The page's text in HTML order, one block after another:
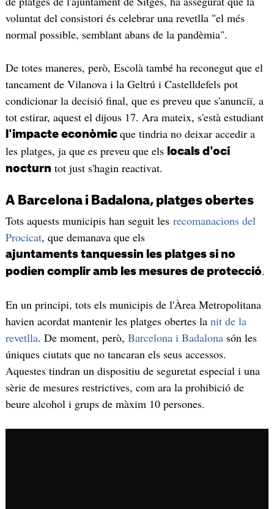
voluntat del consistori és celebrar una revetlla "el més
normal possible, semblant abans de la pandèmia".
De totes maneres, però, Escolà també ha reconegut que el
tancament de Vilanova i la Geltrú i Castelldefels pot
condicionar la decisió final, que es preveu que s'anunciï, a
tot estirar, aquest el dijous 17. Ara mateix, s'està estudiant
l'impacte econòmic que tindria no deixar accedir a
les platges, ja que es preveu que els locals d'oci
nocturn tot just s'hagin reactivat.
A Barcelona i Badalona, platges obertes
Tots aquests municipis han seguit lesrecomanacions del
Procicat, que demanava que els
ajuntaments tanquessin les platges si no
podien complir amb les mesures de protecció.
En un principi, tots els municipis de l'Àrea Metropolitana
havien acordat mantenir les platges obertes la nit de la
revetlla. De moment, però, Barcelona i Badalonasón les
úniques ciutats que no tancaran els seus accessos.
Aquestes tindran un dispositiu de seguretat especial i una
sèrie de mesures restrictives, com ara la prohibició de
beure alcohol i grups de màxim 10 persones.